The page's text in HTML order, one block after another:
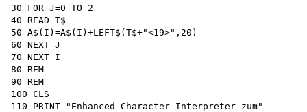
30 FOR J=0 TO 2
40 READ T$
50 A$(I)=A$(I)+LEFT$(T$+"<19>",20)
60 NEXT J
70 NEXT I
80 REM
90 REM
100 CLS
110 PRINT "Enhanced Character Interpreter zum"